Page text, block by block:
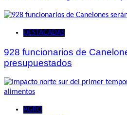
DESTACADAS
928 funcionarios de
presupuestados
AGRO